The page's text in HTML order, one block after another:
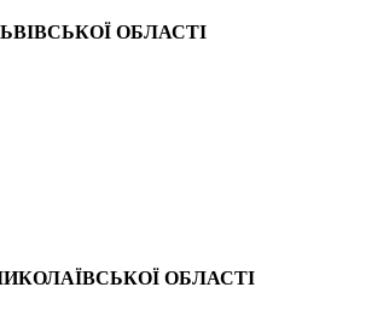
ОБЛАСТІ
ОБЛАСТІ